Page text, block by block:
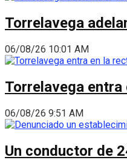
Torrelavega
06/08/26 10:01 AM
Torrelavega entra
06/08/26 9:51 AM
Un conductor de